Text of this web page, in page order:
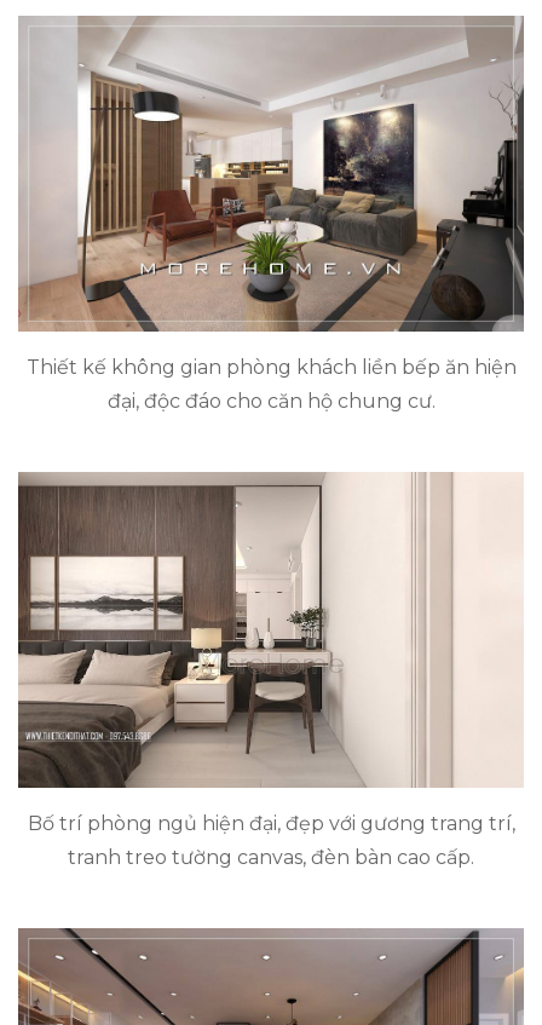
Thiết kế không gian phòng khách liền bếp ăn hiện
đại, độc đáo cho căn hộ chung cư.
Bố trí phòng ngủ hiện đại, đẹp với gương trang trí,
tranh treo tường canvas, đèn bàn cao cấp.